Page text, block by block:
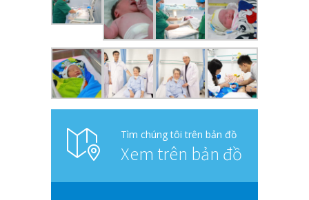
Tìm chúng tôi trên bản đồ
Xem trên bản đồ